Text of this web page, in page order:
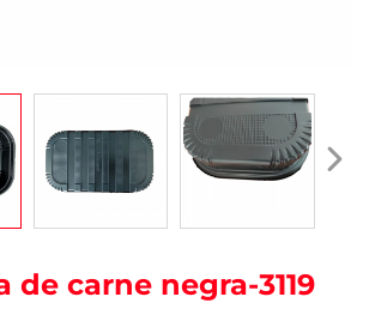
de carne negra-3119